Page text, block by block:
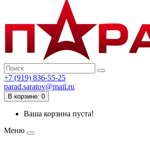
+7 (919) 836-55-25
parad.saratov@mail.ru
В корзине: 0
Ваша корзина пуста!
Меню